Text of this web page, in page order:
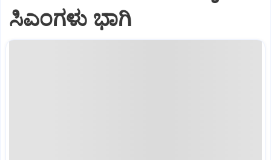
ಸಿಎಂಗಳು ಭಾಗಿ